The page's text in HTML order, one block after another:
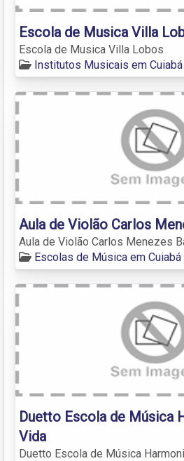
Escola de Musica Villa
Escola de Musica Villa Lobos
Institutos Musicais em Cuiabá
Aula de Violão Carlos
Aula de Violão Carlos Menezes
Escolas de Música em Cuiabá
Duetto Escola de Música
Vida
Duetto Escola de Música